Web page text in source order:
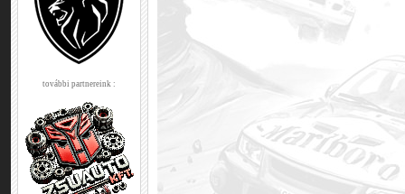
további partnereink :